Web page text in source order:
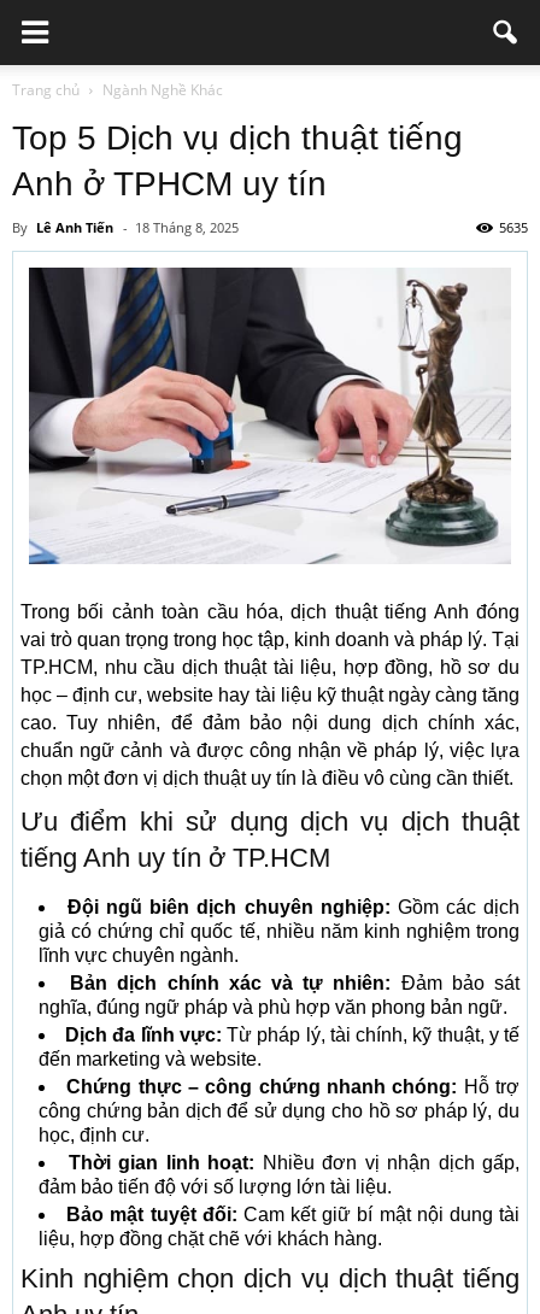
Trang chủ Ngành Nghề Khác
Top 5 Dịch vụ dịch thuật tiếng
Anh ở TPHCM uy tín
By Lê Anh Tiến - 18 Tháng 8, 2025 5635
Trong bối cảnh toàn cầu hóa, dịch thuật tiếng Anh đóng
vai trò quan trọng trong học tập, kinh doanh và pháp lý. Tại
TP.HCM, nhu cầu dịch thuật tài liệu, hợp đồng, hồ sơ du
học – định cư, website hay tài liệu kỹ thuật ngày càng tăng
cao. Tuy nhiên, để đảm bảo nội dung dịch chính xác,
chuẩn ngữ cảnh và được công nhận về pháp lý, việc lựa
chọn một đơn vị dịch thuật uy tín là điều vô cùng cần thiết.
Ưu điểm khi sử dụng dịch vụ dịch thuật
tiếng Anh uy tín ở TP.HCM
Đội ngũ biên dịch chuyên nghiệp: Gồm các dịch
giả có chứng chỉ quốc tế, nhiều năm kinh nghiệm trong
lĩnh vực chuyên ngành.
Bản dịch chính xác và tự nhiên: Đảm bảo sát
nghĩa, đúng ngữ pháp và phù hợp văn phong bản ngữ.
Dịch đa lĩnh vực: Từ pháp lý, tài chính, kỹ thuật, y tế
đến marketing và website.
Chứng thực – công chứng nhanh chóng: Hỗ trợ
công chứng bản dịch để sử dụng cho hồ sơ pháp lý, du
học, định cư.
Thời gian linh hoạt: Nhiều đơn vị nhận dịch gấp,
đảm bảo tiến độ với số lượng lớn tài liệu.
Bảo mật tuyệt đối: Cam kết giữ bí mật nội dung tài
liệu, hợp đồng chặt chẽ với khách hàng.
Kinh nghiệm chọn dịch vụ dịch thuật tiếng